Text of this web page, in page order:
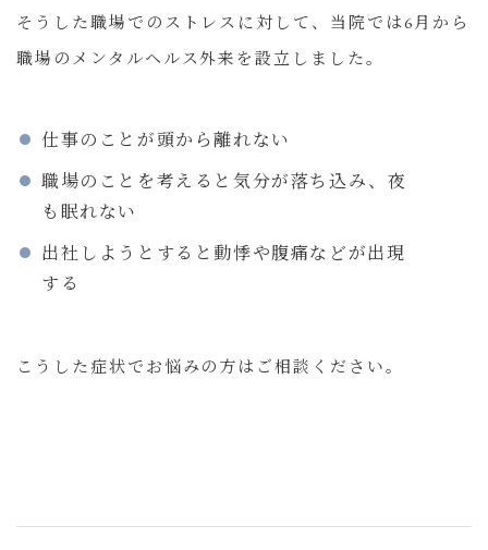
そうした職場でのストレスに対して、当院では6月から
職場のメンタルヘルス外来を設立しました。
仕事のことが頭から離れない
職場のことを考えると気分が落ち込み、夜
も眠れない
出社しようとすると動悸や腹痛などが出現
する
こうした症状でお悩みの方はご相談ください。